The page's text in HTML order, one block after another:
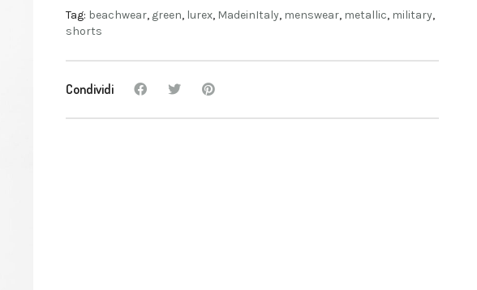
Tag: beachwear, green, lurex, MadeinItaly, menswear, metallic, military,
shorts
Condividi